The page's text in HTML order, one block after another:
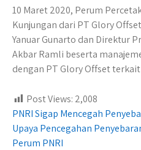
10 Maret 2020, Perum
Kunjungan dari PT Glory
Yanuar Gunarto dan Direktur
Akbar Ramli beserta
dengan PT Glory Offset
Post Views: 2,008
Post
navigation
PNRI Sigap Mencegah
Upaya Pencegahan
Perum PNRI